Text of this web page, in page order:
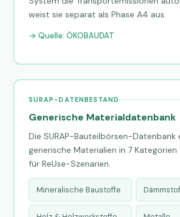
weist sie separat als Phase A4 aus.
→ Quelle: ÖKOBAUDAT
SURAP-DATENBESTAND
Generische Materialdatenbank
Die SURAP-Bauteilbörsen-
generische Materialien in 7
für ReUse-Szenarien.
Mineralische Baustoffe